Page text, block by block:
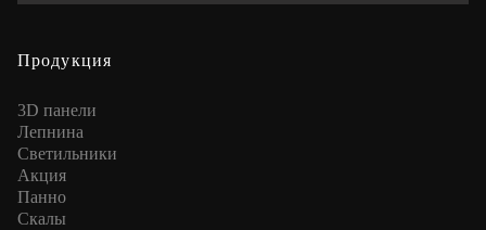
Продукция
3D панели
Лепнина
Cветильники
Акция
Панно
Скалы